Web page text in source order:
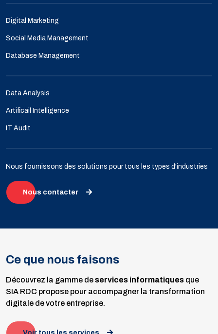
Digital Marketing
Social Media Management
Database Management
Data Analysis
Artificail Intelligence
IT Audit
Nous fournissons des solutions pour tous les types d'industries
Nous contacter
Ce que nous faisons
Découvrez la gamme deservices informatiques que
SIA RDC propose pour accompagner la transformation
digitale de votre entreprise.